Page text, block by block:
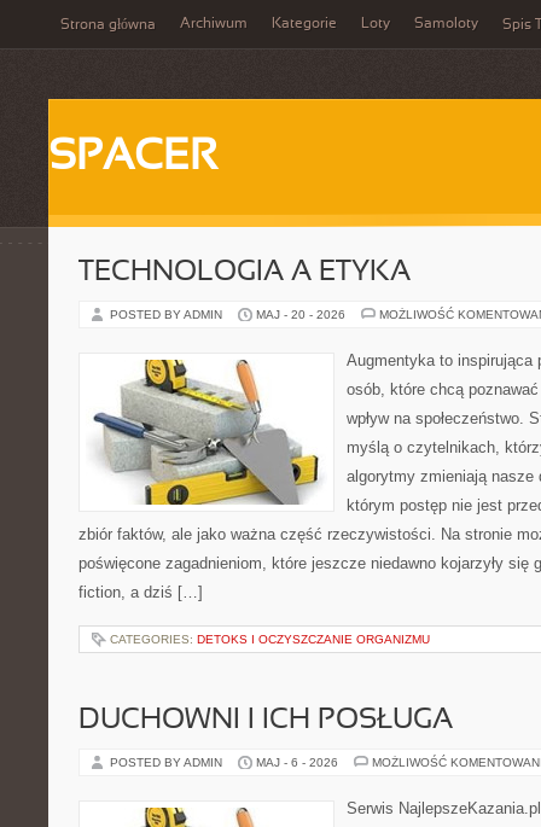
Strona główna Archiwum Kategorie Loty Samoloty Spis
SPACER
TECHNOLOGIA A ETYKA
POSTED BY ADMIN MAJ - 20 - 2026 MOŻLIWOŚĆ
Augmentyka to inspirująca
osób, które chcą
wpływ na społeczeństwo.
myślą o czytelnikach,
algorytmy zmieniają nasze
którym postęp nie jest
zbiór faktów, ale jako ważna część rzeczywistości. Na stronie
poświęcone zagadnieniom, które jeszcze niedawno kojarzyły się
fiction, a dziś […]
CATEGORIES: DETOKS I OCZYSZCZANIE ORGANIZMU
DUCHOWNI I ICH POSŁUGA
POSTED BY ADMIN MAJ - 6 - 2026 MOŻLIWOŚĆ
Serwis